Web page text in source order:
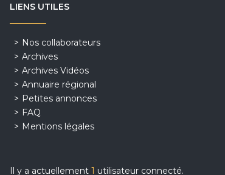
LIENS UTILES
Nos collaborateurs
Archives
Archives Vidéos
Annuaire régional
Petites annonces
FAQ
Mentions légales
Il y a actuellement 1 utilisateur connecté.